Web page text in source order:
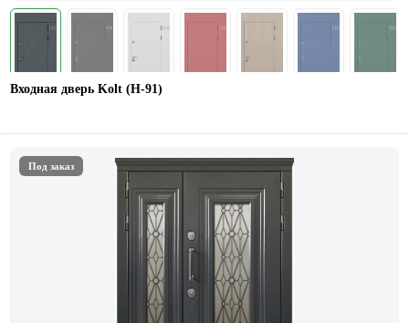
Входная дверь Kolt (Н-91)
Под заказ